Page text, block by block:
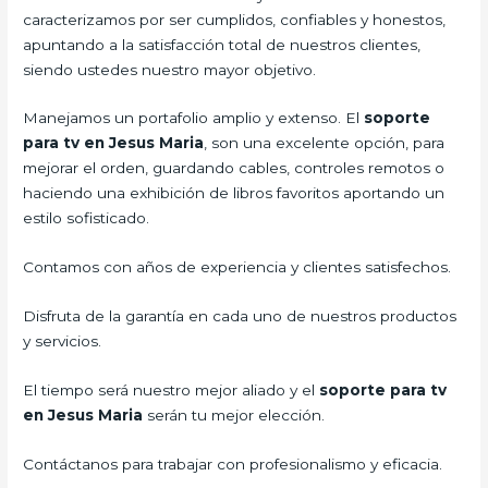
caracterizamos por ser cumplidos, confiables y honestos,
apuntando a la satisfacción total de nuestros clientes,
siendo ustedes nuestro mayor objetivo.
Manejamos un portafolio amplio y extenso. El soporte
para tv en Jesus Maria, son una excelente opción, para
mejorar el orden, guardando cables, controles remotos o
haciendo una exhibición de libros favoritos aportando un
estilo sofisticado.
Contamos con años de experiencia y clientes satisfechos.
Disfruta de la garantía en cada uno de nuestros productos
y servicios.
El tiempo será nuestro mejor aliado y el soporte para tv
en Jesus Maria serán tu mejor elección.
Contáctanos para trabajar con profesionalismo y eficacia.